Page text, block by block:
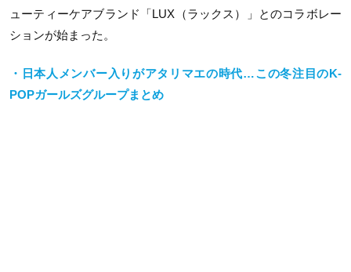
ューティーケアブランド「LUX（ラックス）」とのコラボレー
ションが始まった。
・日本人メンバー入りがアタリマエの時代…この冬注目のK-
POPガールズグループまとめ